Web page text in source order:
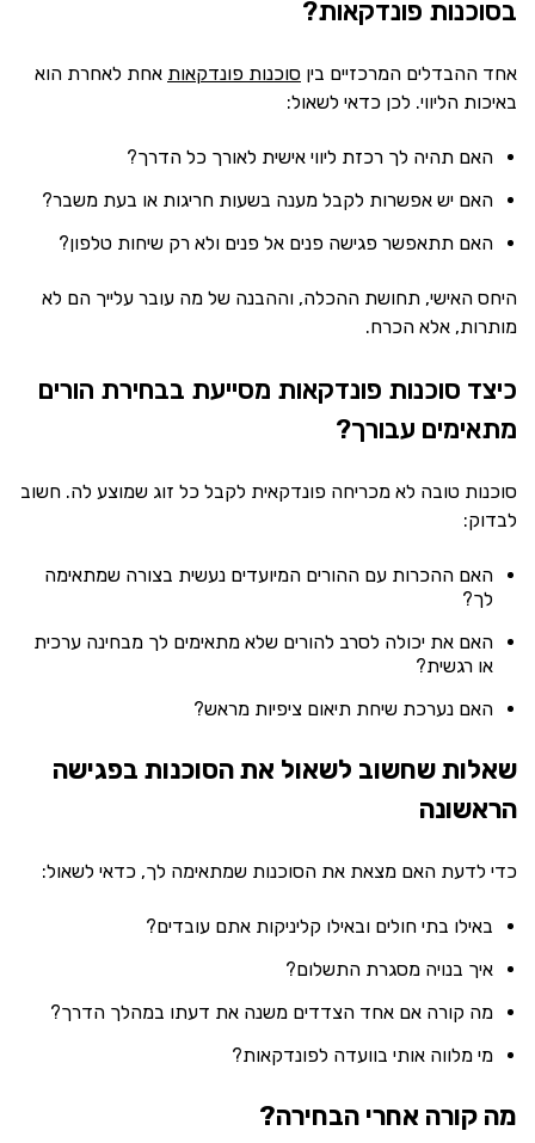
בסוכנות פונדקאות?
אחד ההבדלים המרכזיים בין סוכנות פונדקאות אחת לאחרת הוא
באיכות הליווי. לכן כדאי לשאול:
האם תהיה לך רכזת ליווי אישית לאורך כל הדרך?
האם יש אפשרות לקבל מענה בשעות חריגות או בעת משבר?
האם תתאפשר פגישה פנים אל פנים ולא רק שיחות טלפון?
היחס האישי, תחושת ההכלה, וההבנה של מה עובר עלייך הם לא
מותרות, אלא הכרח.
כיצד סוכנות פונדקאות מסייעת בבחירת הורים
מתאימים עבורך?
סוכנות טובה לא מכריחה פונדקאית לקבל כל זוג שמוצע לה. חשוב
לבדוק:
האם ההכרות עם ההורים המיועדים נעשית בצורה שמתאימה
לך?
האם את יכולה לסרב להורים שלא מתאימים לך מבחינה ערכית
או רגשית?
האם נערכת שיחת תיאום ציפיות מראש?
שאלות שחשוב לשאול את הסוכנות בפגישה
הראשונה
כדי לדעת האם מצאת את הסוכנות שמתאימה לך, כדאי לשאול:
באילו בתי חולים ובאילו קליניקות אתם עובדים?
איך בנויה מסגרת התשלום?
מה קורה אם אחד הצדדים משנה את דעתו במהלך הדרך?
מי מלווה אותי בוועדה לפונדקאות?
מה קורה אחרי הבחירה?